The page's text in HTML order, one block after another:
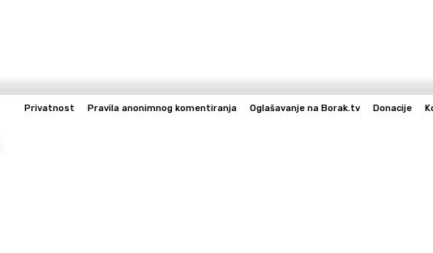
Privatnost Pravila anonimnog komentiranja Oglašavanje na Borak.tv Donacije